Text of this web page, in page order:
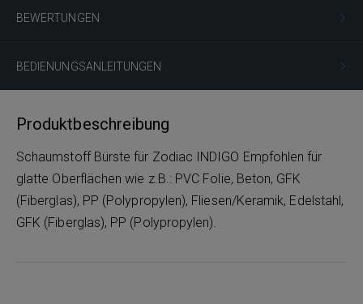
BEWERTUNGEN
BEDIENUNGSANLEITUNGEN
Produktbeschreibung
Schaumstoff Bürste für Zodiac INDIGO Empfohlen für
glatte Oberflächen wie z.B.: PVC Folie, Beton, GFK
(Fiberglas), PP (Polypropylen), Fliesen/Keramik, Edelstahl,
GFK (Fiberglas), PP (Polypropylen).